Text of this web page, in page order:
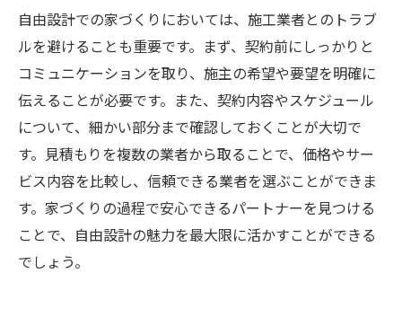
自由設計での家づくりにおいては、施工業者とのトラブ
ルを避けることも重要です。まず、契約前にしっかりと
コミュニケーションを取り、施主の希望や要望を明確に
伝えることが必要です。また、契約内容やスケジュール
について、細かい部分まで確認しておくことが大切で
す。見積もりを複数の業者から取ることで、価格やサー
ビス内容を比較し、信頼できる業者を選ぶことができま
す。家づくりの過程で安心できるパートナーを見つける
ことで、自由設計の魅力を最大限に活かすことができる
でしょう。